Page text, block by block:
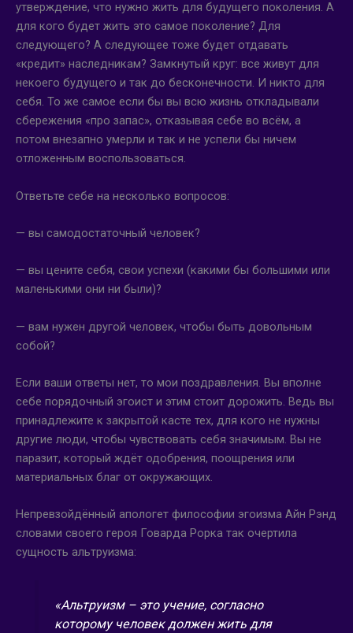
утверждение, что нужно жить для будущего поколения. А
для кого будет жить это самое поколение? Для
следующего? А следующее тоже будет отдавать
«кредит» наследникам? Замкнутый круг: все живут для
некоего будущего и так до бесконечности. И никто для
себя. То же самое если бы вы всю жизнь откладывали
сбережения «про запас», отказывая себе во всём, а
потом внезапно умерли и так и не успели бы ничем
отложенным воспользоваться.
Ответьте себе на несколько вопросов:
— вы самодостаточный человек?
— вы цените себя, свои успехи (какими бы большими или
маленькими они ни были)?
— вам нужен другой человек, чтобы быть довольным
собой?
Если ваши ответы нет, то мои поздравления. Вы вполне
себе порядочный эгоист и этим стоит дорожить. Ведь вы
принадлежите к закрытой касте тех, для кого не нужны
другие люди, чтобы чувствовать себя значимым. Вы не
паразит, который ждёт одобрения, поощрения или
материальных благ от окружающих.
Непревзойдённый апологет философии эгоизма Айн Рэнд
словами своего героя Говарда Рорка так очертила
сущность альтруизма:
«Альтруизм – это учение, согласно
которому человек должен жить для